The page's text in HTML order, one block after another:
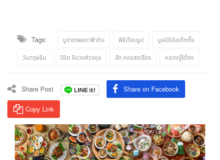
Tags: บูชาเทพยดาฟ้าดิน พิธีเวียนธูป มูลนิธิป่อเต็กตึ๊ง
วันตรุษจีน วิชิต ชินวงศ์วรกุล สัก กอแสงเรือง หลวงปู่ไต้ฮง
Share Post Share on Facebook
Copy Link